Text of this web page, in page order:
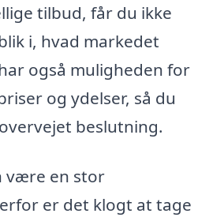
tilbud, får du ikke
i, hvad markedet
også muligheden for
og ydelser, så du
beslutning.
være en stor
er det klogt at tage